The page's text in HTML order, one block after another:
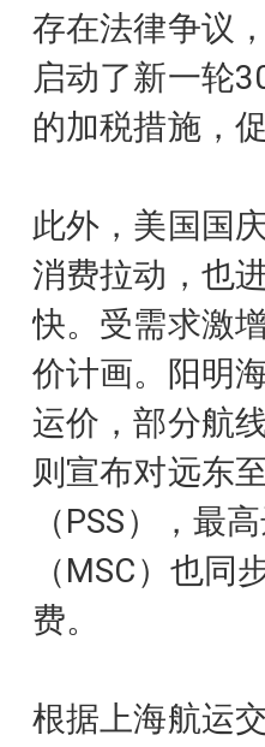
存在法律争议
启动了新一轮
的加税措施，
此外，美国国
消费拉动，也
快。受需求激
价计画。阳明
运价，部分航
则宣布对远东
（PSS），最
（MSC）也
费。
根据上海航运